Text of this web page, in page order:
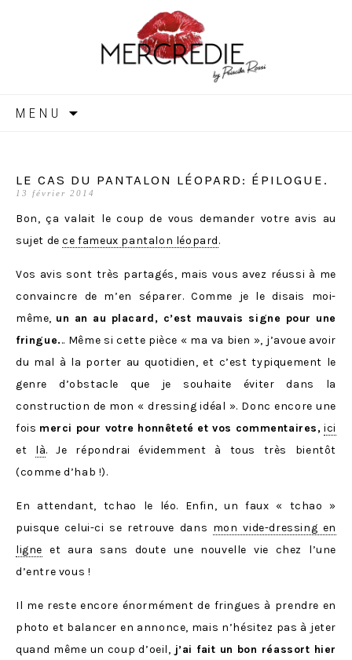
MERCREDIE
MENU
LE CAS DU PANTALON LÉOPARD: ÉPILOGUE.
13 février 2014
Bon, ça valait le coup de vous demander votre avis au
sujet dece fameux pantalon léopard.
Vos avis sont très partagés, mais vous avez réussi à me
convaincre de m’en séparer. Comme je le disais moi-
même, un an au placard, c’est mauvais signe pour une
fringue... Même si cette pièce « ma va bien », j’avoue avoir
du mal à la porter au quotidien, et c’est typiquement le
genre d’obstacle que je souhaite éviter dans la
construction de mon « dressing idéal ». Donc encore une
fois merci pour votre honnêteté et vos commentaires, ici
et là. Je répondrai évidemment à tous très bientôt
(comme d’hab !).
En attendant, tchao le léo. Enfin, un faux « tchao »
puisque celui-ci se retrouve dans mon vide-dressing en
ligne et aura sans doute une nouvelle vie chez l’une
d’entre vous !
Il me reste encore énormément de fringues à prendre en
photo et balancer en annonce, mais n’hésitez pas à jeter
quand même un coup d’oeil, j’ai fait un bon réassort hier